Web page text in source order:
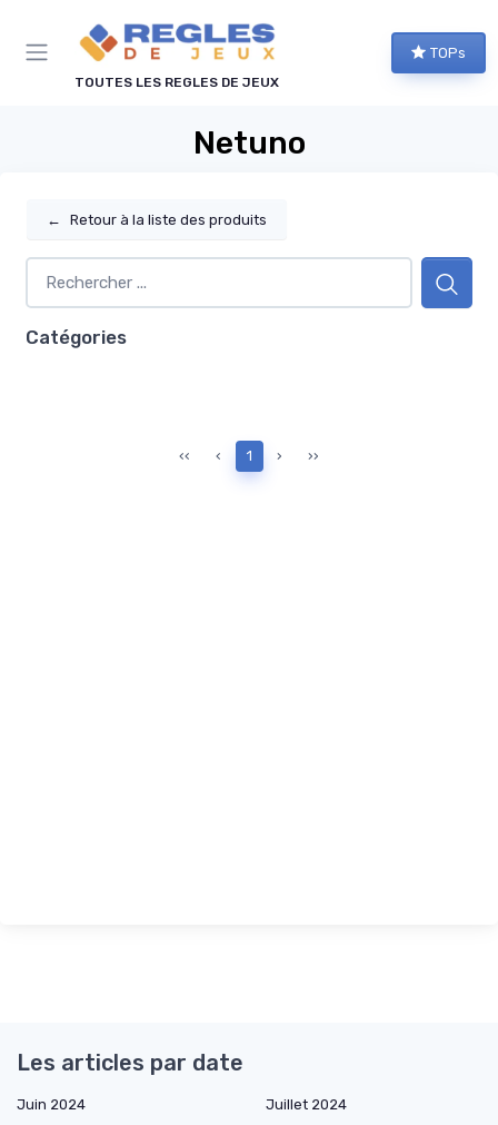
TOUTES LES REGLES DE JEUX
TOPs
Netuno
← Retour à la liste des produits
Catégories
‹‹ ‹ 1 › ››
Les articles par date
Juin 2024
Juillet 2024